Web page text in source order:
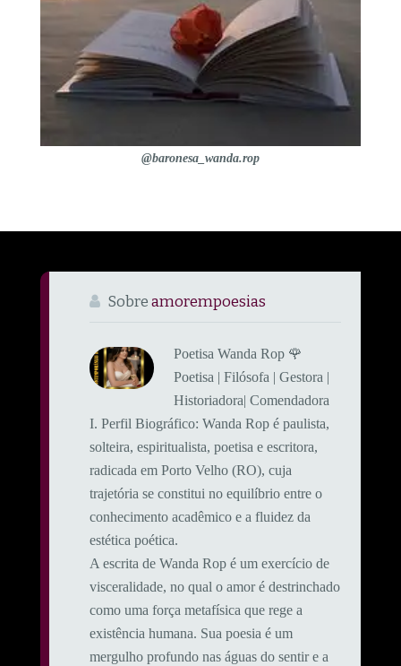
@baronesa_wanda.rop
Sobre amorempoesias
Poetisa Wanda Rop 🌹
Poetisa | Filósofa | Gestora |
Historiadora| Comendadora
​I. Perfil Biográfico: ​Wanda Rop é paulista,
solteira, espiritualista, poetisa e escritora,
radicada em Porto Velho (RO), cuja
trajetória se constitui no equilíbrio entre o
conhecimento acadêmico e a fluidez da
estética poética.
A escrita de Wanda Rop é um exercício de
visceralidade, no qual o amor é destrinchado
como uma força metafísica que rege a
existência humana. Sua poesia é um
mergulho profundo nas águas do sentir e a